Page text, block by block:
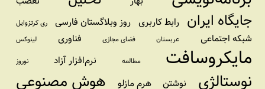
جایگاه ایران رابط کاربری روز وبلاگستان فارسی ری کرتزوایل
شبکه اجتماعی عربستان فضای مجازی فناوری لینوکس
مایکروسافت مطالعه نرم‌افزار آزاد نوروز
نوستالژی نوشتن هرم مازلو هوش مصنوعی